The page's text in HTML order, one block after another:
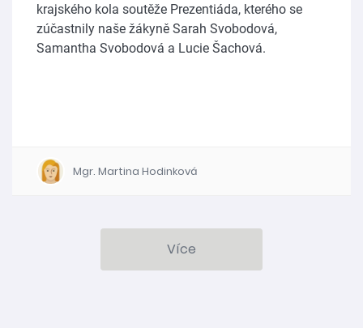
krajského kola soutěže Prezentiáda, kterého se
zúčastnily naše žákyně Sarah Svobodová,
Samantha Svobodová a Lucie Šachová.
Mgr. Martina Hodinková
Více